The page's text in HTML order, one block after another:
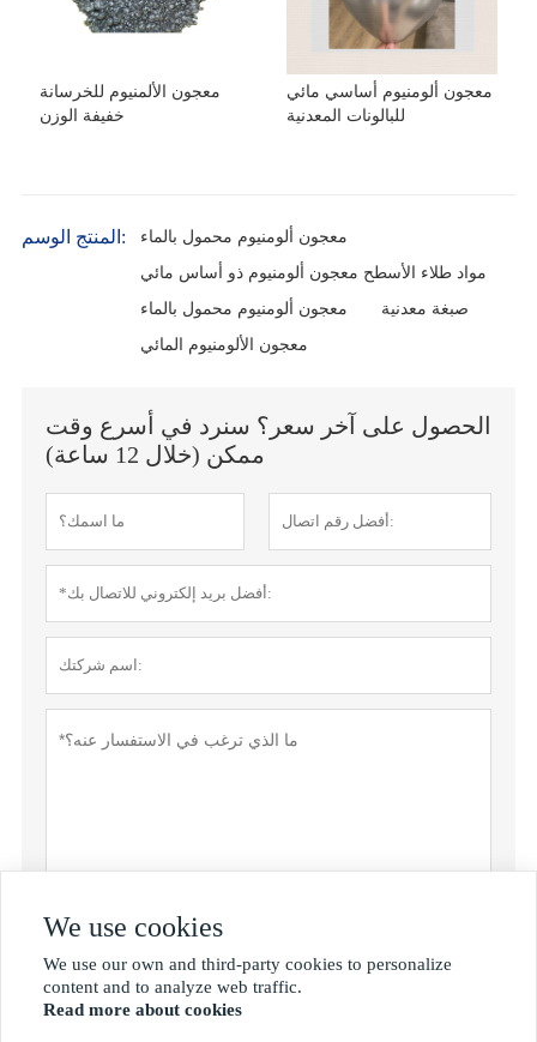
معجون الألمنيوم للخرسانة
خفيفة الوزن
معجون ألومنيوم أساسي مائي
للبالونات المعدنية
المنتج الوسم:
معجون ألومنيوم محمول بالماء
مواد طلاء الأسطح معجون ألومنيوم ذو أساس مائي
معجون ألومنيوم محمول بالماء
صبغة معدنية
معجون الألومنيوم المائي
الحصول على آخر سعر؟ سنرد في أسرع وقت
ممكن (خلال 12 ساعة)
We use cookies
We use our own and third-party cookies to personalize
content and to analyze web traffic.
Read more about cookies